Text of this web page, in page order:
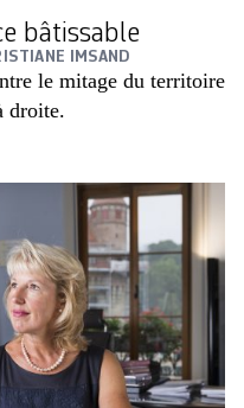
bâtissable
IMSAND
le mitage du territoire
droite.